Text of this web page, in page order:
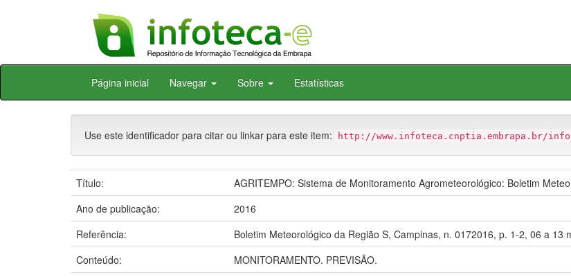
Skip
Página inicial Navegar Sobre Estatísticas
Use este identificador para citar ou linkar para este item: http://www.infoteca.cnptia.embrapa.br/
Título:
AGRITEMPO: Sistema de Monitoramento Agrometeorológico: Boletim
Ano de publicação:
2016
Referência:
Boletim Meteorológico da Região S, Campinas, n. 0172016, p. 1-2, 06 a 13
Conteúdo:
MONITORAMENTO. PREVISÃO.